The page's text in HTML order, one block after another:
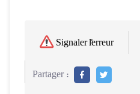
Signaler l'erreur
Partager :